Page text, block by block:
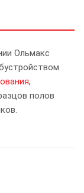
Ольмакс
,
полов